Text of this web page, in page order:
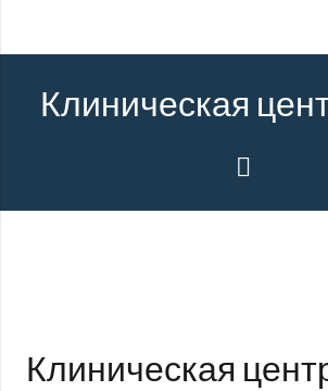
Клиническая
Клиническая